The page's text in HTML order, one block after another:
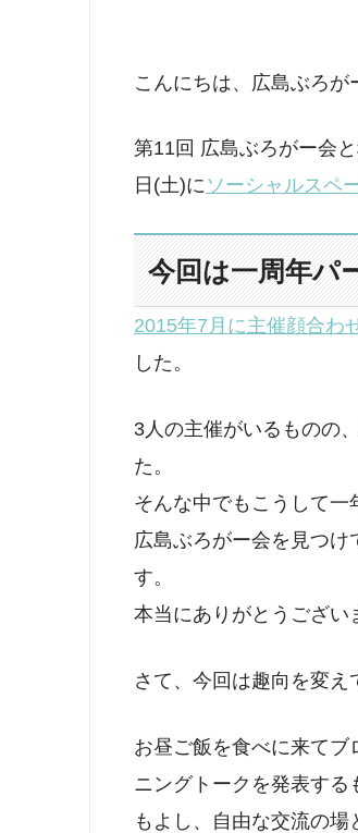
こんにちは、広島ぶろ
第11回 広島ぶろがー会
日(土)にソーシャルスペ
今回は一周年パ
2015年7月に主催顔合わ
した。
3人の主催がいるものの
た。
そんな中でもこうして一
広島ぶろがー会を見つけ
す。
本当にありがとうござい
さて、今回は趣向を変え
お昼ご飯を食べに来てブ
ニングトークを発表す
もよし、自由な交流の場